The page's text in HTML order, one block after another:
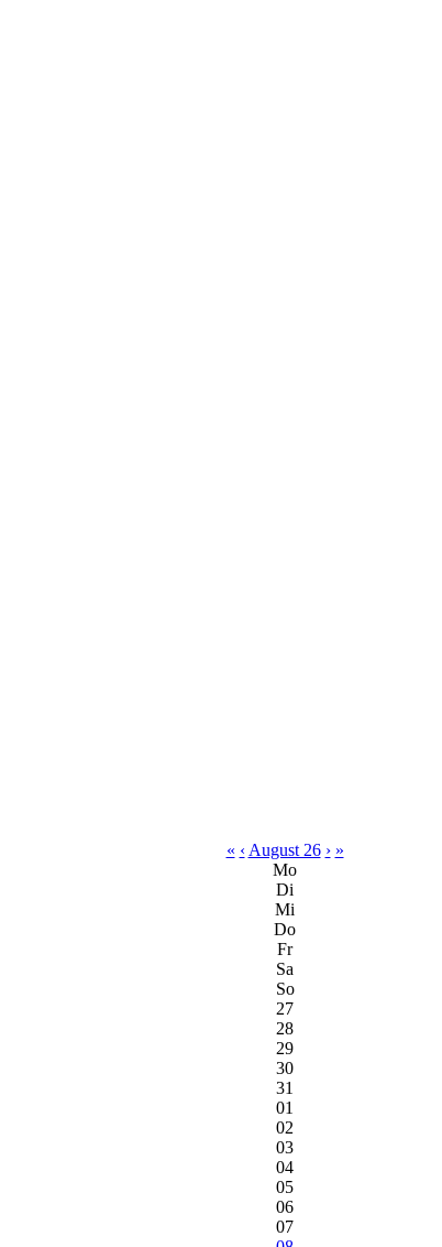
« ‹ August 26 › »
Mo
Di
Mi
Do
Fr
Sa
So
27
28
29
30
31
01
02
03
04
05
06
07